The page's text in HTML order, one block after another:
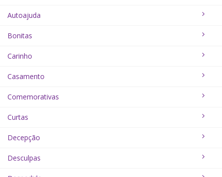
Autoajuda
Bonitas
Carinho
Casamento
Comemorativas
Curtas
Decepção
Desculpas